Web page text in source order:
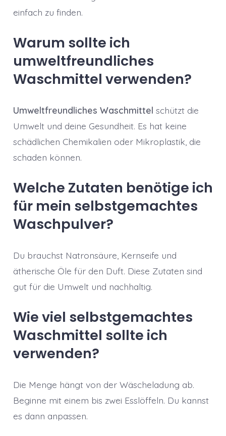
einfach zu finden.
Warum sollte ich
umweltfreundliches
Waschmittel verwenden?
Umweltfreundliches Waschmittel schützt die
Umwelt und deine Gesundheit. Es hat keine
schädlichen Chemikalien oder Mikroplastik, die
schaden können.
Welche Zutaten benötige ich
für mein selbstgemachtes
Waschpulver?
Du brauchst Natronsäure, Kernseife und
ätherische Öle für den Duft. Diese Zutaten sind
gut für die Umwelt und nachhaltig.
Wie viel selbstgemachtes
Waschmittel sollte ich
verwenden?
Die Menge hängt von der Wäscheladung ab.
Beginne mit einem bis zwei Esslöffeln. Du kannst
es dann anpassen.